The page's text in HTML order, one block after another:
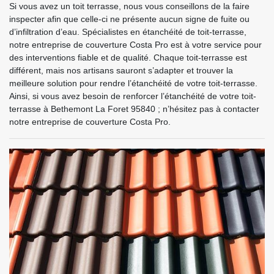
Si vous avez un toit terrasse, nous vous conseillons de la faire
inspecter afin que celle-ci ne présente aucun signe de fuite ou
d’infiltration d’eau. Spécialistes en étanchéité de toit-terrasse,
notre entreprise de couverture Costa Pro est à votre service pour
des interventions fiable et de qualité. Chaque toit-terrasse est
différent, mais nos artisans sauront s’adapter et trouver la
meilleure solution pour rendre l’étanchéité de votre toit-terrasse.
Ainsi, si vous avez besoin de renforcer l’étanchéité de votre toit-
terrasse à Bethemont La Foret 95840 ; n’hésitez pas à contacter
notre entreprise de couverture Costa Pro.